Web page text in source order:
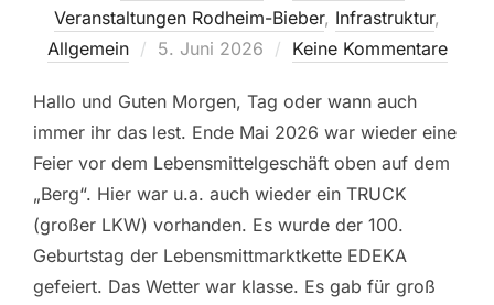
Veranstaltungen Rodheim-Bieber, Infrastruktur,
Allgemein
Veröffentlicht
5. Juni 2026 Keine Kommentare
Hallo und Guten Morgen, Tag oder wann auch
immer ihr das lest. Ende Mai 2026 war wieder eine
Feier vor dem Lebensmittelgeschäft oben auf dem
„Berg“. Hier war u.a. auch wieder ein TRUCK
(großer LKW) vorhanden. Es wurde der 100.
Geburtstag der Lebensmittmarktkette EDEKA
gefeiert. Das Wetter war klasse. Es gab für groß